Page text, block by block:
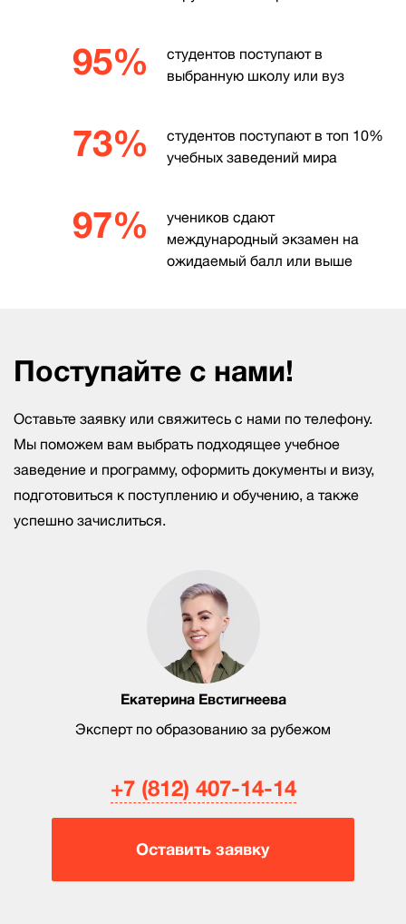
95%
студентов поступают в
выбранную школу или вуз
73%
студентов поступают в топ 10%
учебных заведений мира
97%
учеников сдают
международный экзамен на
ожидаемый балл или выше
Поступайте с нами!
Екатерина Евстигнеева
Эксперт по образованию за рубежом
Оставьте заявку или свяжитесь с нами по телефону.
Мы поможем вам выбрать подходящее учебное
заведение и программу, оформить документы и визу,
подготовиться к поступлению и обучению, а также
успешно зачислиться.
+7 (812) 407-14-14
Оставить заявку